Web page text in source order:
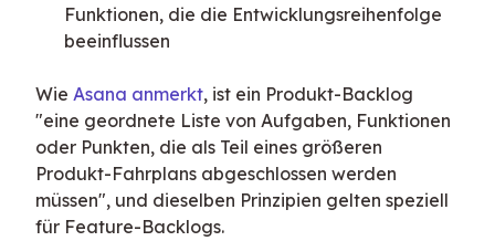
Funktionen, die die Entwicklungsreihenfolge
beeinflussen
Wie Asana anmerkt, ist ein Produkt-Backlog
"eine geordnete Liste von Aufgaben, Funktionen
oder Punkten, die als Teil eines größeren
Produkt-Fahrplans abgeschlossen werden
müssen", und dieselben Prinzipien gelten speziell
für Feature-Backlogs.